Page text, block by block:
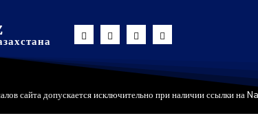
сайта допускается исключительно при наличии ссылки на